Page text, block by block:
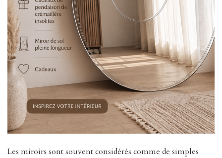
Les miroirs sont souvent considérés comme de simples